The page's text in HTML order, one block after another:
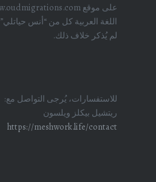
اللغة العربية كل من “أنس
لم يُذكر خلاف ذلك.
للاستفسارات، يُرجى التواصل مع:
ريتشيل بيكلز ويلسون
https://meshwork.life/contact